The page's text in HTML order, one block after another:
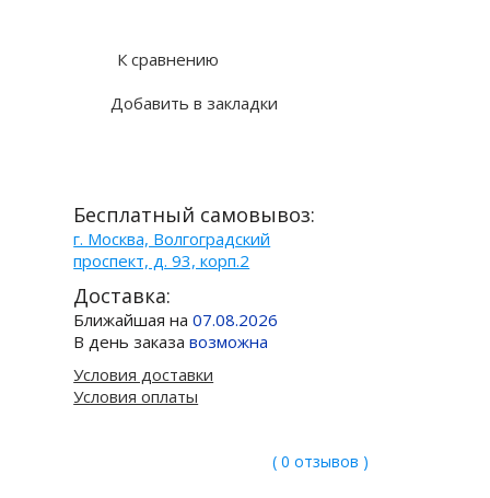
К сравнению
Добавить в закладки
Бесплатный самовывоз:
г. Москва, Волгоградский
проспект, д. 93, корп.2
Доставка:
Ближайшая на07.08.2026
В день заказавозможна
Условия доставки
Условия оплаты
( 0 отзывов )